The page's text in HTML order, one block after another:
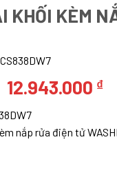
KHỐI KÈM
Giá
là:
18.490.000 ₫.
12.943.000 ₫Giá
nắp rửa điện tử